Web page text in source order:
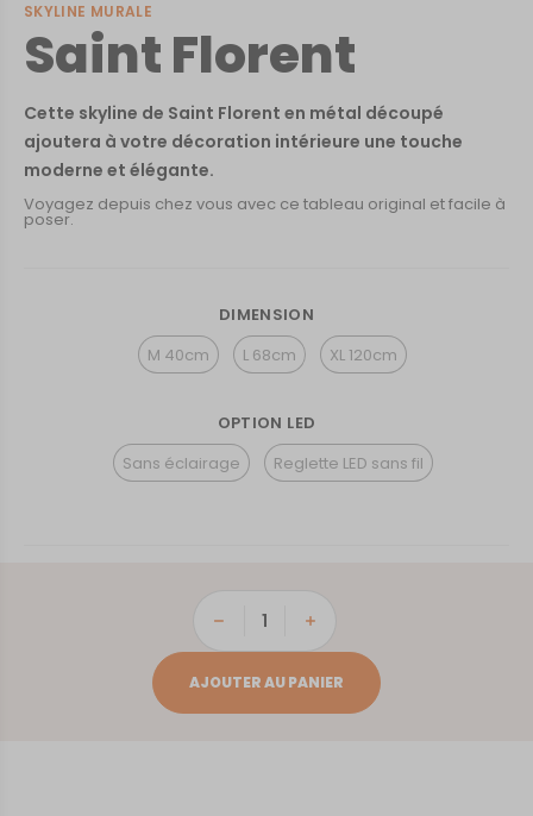
SKYLINE MURALE
Saint Florent
Cette skyline de Saint Florent en métal découpé
ajoutera à votre décoration intérieure une touche
moderne et élégante.
Voyagez depuis chez vous avec ce tableau original et facile à
poser.
DIMENSION
M 40cm
L 68cm XL 120cm
OPTION LED
Sans éclairage
Reglette LED sans fil
quantité
Saint
AJOUTER AU PANIER